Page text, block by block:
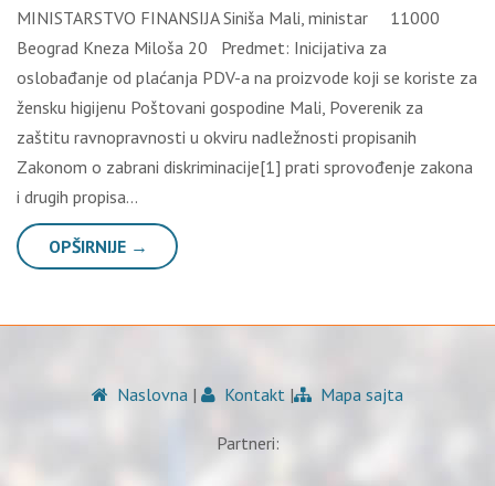
MINISTARSTVO FINANSIJA Siniša Mali, ministar 11000
Beograd Kneza Miloša 20 Predmet: Inicijativa za
oslobađanje od plaćanja PDV-a na proizvode koji se koriste za
žensku higijenu Poštovani gospodine Mali, Poverenik za
zaštitu ravnopravnosti u okviru nadležnosti propisanih
Zakonom o zabrani diskriminacije[1] prati sprovođenje zakona
i drugih propisa…
OPŠIRNIJE →
Naslovna | Kontakt | Mapa sajta
Partneri: